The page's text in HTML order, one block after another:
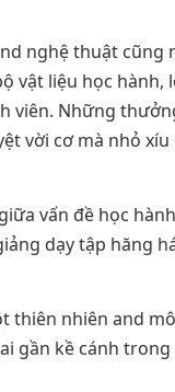
nghệ thuật cũng
vật liệu học hành,
viên. Những
vời cơ mà nhỏ xíu
vấn đề học
dạy tập hăng
thiên nhiên and
gần kề cánh